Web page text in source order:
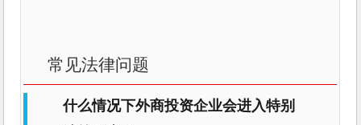
常见法律问题
什么情况下外商投资企业会进入特别